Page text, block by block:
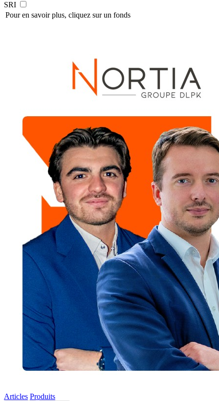
SRI
Pour en savoir plus, cliquez sur un fonds
Articles Produits